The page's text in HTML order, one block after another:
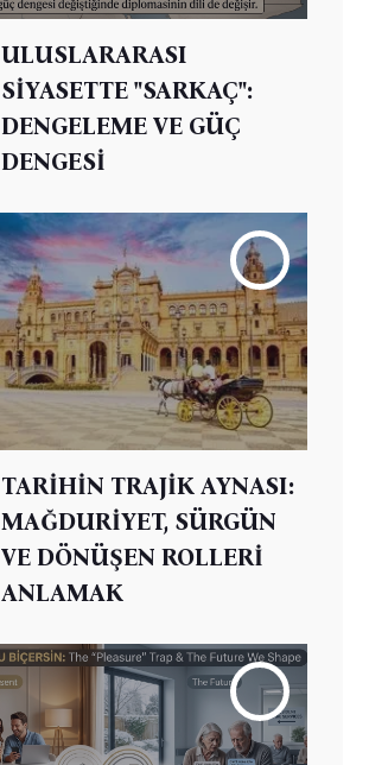
ULUSLARARASI
SİYASETTE "SARKAÇ":
DENGELEME VE GÜÇ
DENGESİ
TARİHİN TRAJİK AYNASI:
MAĞDURİYET, SÜRGÜN
VE DÖNÜŞEN ROLLERİ
ANLAMAK